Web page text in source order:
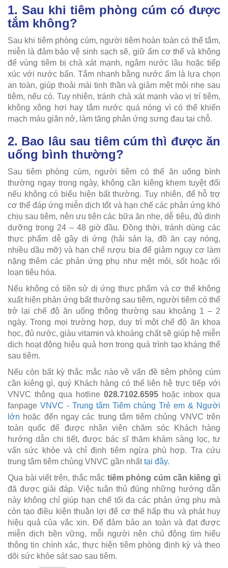
1. Sau khi tiêm phòng cúm có được
tắm không?
Sau khi tiêm phòng cúm, người tiêm hoàn toàn có thể tắm,
miễn là đảm bảo vệ sinh sạch sẽ, giữ ấm cơ thể và không
để vùng tiêm bị chà xát mạnh, ngâm nước lâu hoặc tiếp
xúc với nước bẩn. Tắm nhanh bằng nước ấm là lựa chọn
an toàn, giúp thoải mái tinh thần và giảm mệt mỏi nhẹ sau
tiêm, nếu có. Tuy nhiên, tránh chà xát mạnh vào vị trí tiêm,
không xông hơi hay tắm nước quá nóng vì có thể khiến
mạch máu giãn nở, làm tăng phản ứng sưng đau tại chỗ.
2. Bao lâu sau tiêm cúm thì được ăn
uống bình thường?
Sau tiêm phòng cúm, người tiêm có thể ăn uống bình
thường ngay trong ngày, không cần kiêng khem tuyệt đối
nếu không có biểu hiện bất thường. Tuy nhiên, để hỗ trợ
cơ thể đáp ứng miễn dịch tốt và hạn chế các phản ứng khó
chịu sau tiêm, nên ưu tiên các bữa ăn nhẹ, dễ tiêu, đủ dinh
dưỡng trong 24 – 48 giờ đầu. Đồng thời, tránh dùng các
thực phẩm dễ gây dị ứng (hải sản lạ, đồ ăn cay nóng,
nhiều dầu mỡ) và hạn chế rượu bia để giảm nguy cơ làm
nặng thêm các phản ứng phụ như mệt mỏi, sốt hoặc rối
loạn tiêu hóa.
Nếu không có tiền sử dị ứng thực phẩm và cơ thể không
xuất hiện phản ứng bất thường sau tiêm, người tiêm có thể
trở lại chế độ ăn uống thông thường sau khoảng 1 – 2
ngày. Trong mọi trường hợp, duy trì một chế độ ăn khoa
học, đủ nước, giàu vitamin và khoáng chất sẽ giúp hệ miễn
dịch hoạt động hiệu quả hơn trong quá trình tạo kháng thể
sau tiêm.
Nếu còn bất kỳ thắc mắc nào về vấn đề tiêm phòng cúm
cần kiêng gì, quý Khách hàng có thể liên hệ trực tiếp với
VNVC thông qua hotline 028.7102.6595 hoặc inbox qua
fanpage VNVC - Trung tâm Tiêm chủng Trẻ em & Người
lớn hoặc đến ngay các trung tâm tiêm chủng VNVC trên
toàn quốc để được nhân viên chăm sóc Khách hàng
hướng dẫn chi tiết, được bác sĩ thăm khám sàng lọc, tư
vấn sức khỏe và chỉ định tiêm ngừa phù hợp. Tra cứu
trung tâm tiêm chủng VNVC gần nhấttại đây.
Qua bài viết trên, thắc mắc tiêm phòng cúm cần kiêng gì
đã được giải đáp. Việc tuân thủ đúng những hướng dẫn
này không chỉ giúp hạn chế tối đa các phản ứng phụ mà
còn tạo điều kiện thuận lợi để cơ thể hấp thu và phát huy
hiệu quả của vắc xin. Để đảm bảo an toàn và đạt được
miễn dịch bền vững, mỗi người nên chủ động tìm hiểu
thông tin chính xác, thực hiện tiêm phòng định kỳ và theo
dõi sức khỏe sát sao sau tiêm.